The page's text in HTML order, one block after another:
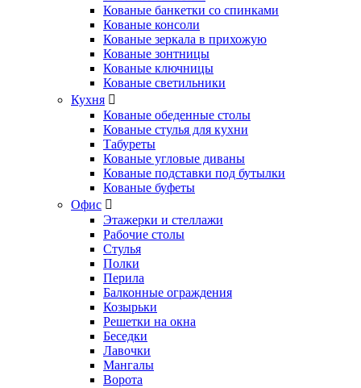
Кованые банкетки со спинками
Кованые консоли
Кованые зеркала в прихожую
Кованые зонтницы
Кованые ключницы
Кованые светильники
Кухня
Кованые обеденные столы
Кованые стулья для кухни
Табуреты
Кованые угловые диваны
Кованые подставки под бутылки
Кованые буфеты
Офис
Этажерки и стеллажи
Рабочие столы
Стулья
Полки
Перила
Балконные ограждения
Козырьки
Решетки на окна
Беседки
Лавочки
Мангалы
Ворота